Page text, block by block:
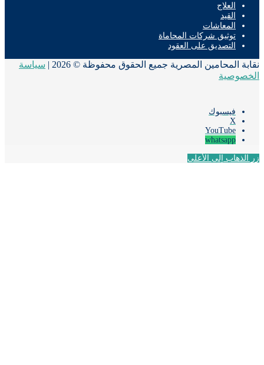
العلاج
القيد
المعاشات
توثيق شركات المحاماة
التصديق على العقود
المحامين المصرية جميع الحقوق محفوظة © 2026 |
سياسة
فيسبوك
‫YouTube
whatsapp
إلى الأعلى